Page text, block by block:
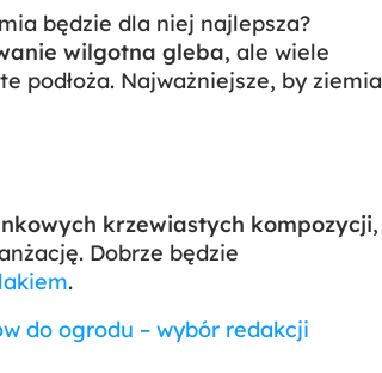
będzie dla niej najlepsza?
wilgotna gleba, ale wiele
podłoża. Najważniejsze, by ziemia
krzewiastych kompozycji,
Dobrze będzie
.
do ogrodu – wybór redakcji